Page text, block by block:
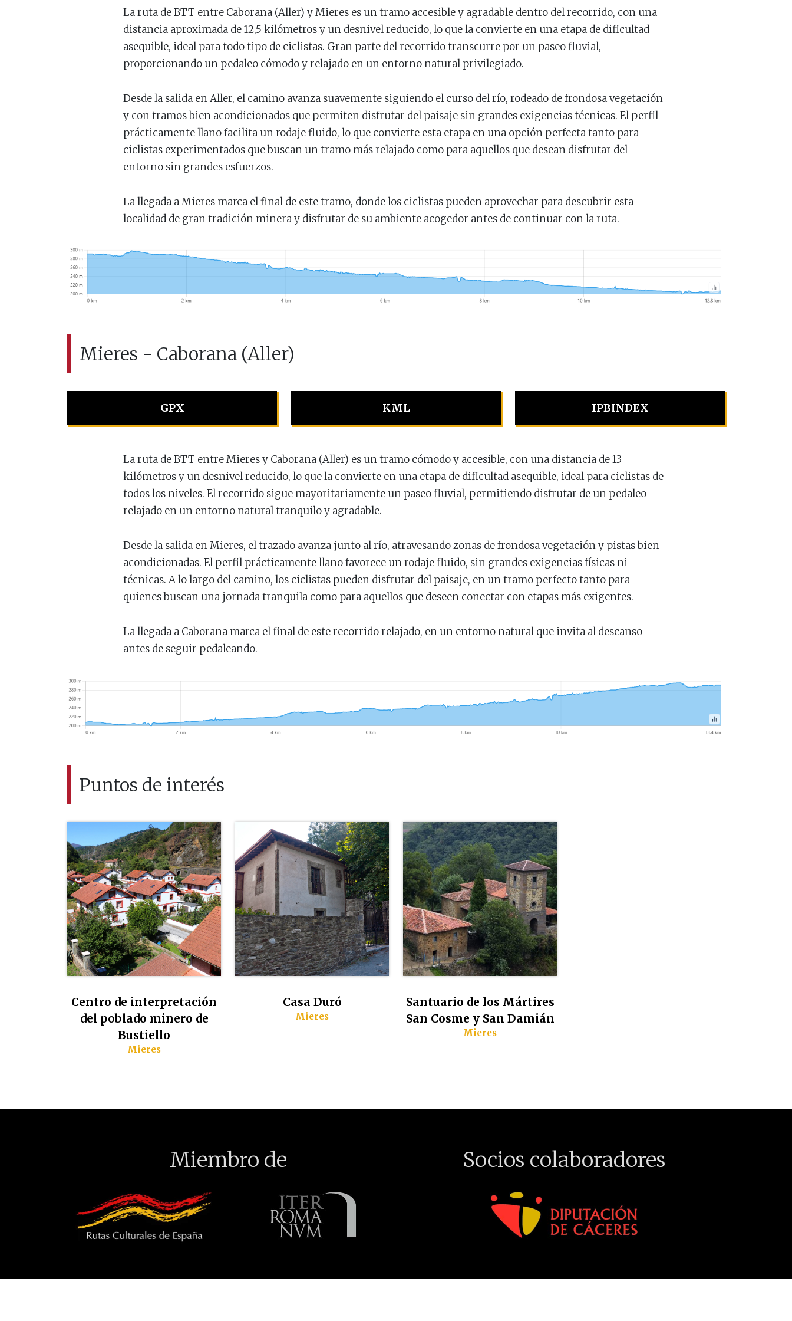
La ruta de BTT entre Caborana (Aller) y Mieres es un tramo accesible y agradable dentro del recorrido, con una
distancia aproximada de 12,5 kilómetros y un desnivel reducido, lo que la convierte en una etapa de dificultad
asequible, ideal para todo tipo de ciclistas. Gran parte del recorrido transcurre por un paseo fluvial,
proporcionando un pedaleo cómodo y relajado en un entorno natural privilegiado.
Desde la salida en Aller, el camino avanza suavemente siguiendo el curso del río, rodeado de frondosa vegetación
y con tramos bien acondicionados que permiten disfrutar del paisaje sin grandes exigencias técnicas. El perfil
prácticamente llano facilita un rodaje fluido, lo que convierte esta etapa en una opción perfecta tanto para
ciclistas experimentados que buscan un tramo más relajado como para aquellos que desean disfrutar del
entorno sin grandes esfuerzos.
La llegada a Mieres marca el final de este tramo, donde los ciclistas pueden aprovechar para descubrir esta
localidad de gran tradición minera y disfrutar de su ambiente acogedor antes de continuar con la ruta.
Mieres - Caborana (Aller)
GPX KML IPBINDEX
La ruta de BTT entre Mieres y Caborana (Aller) es un tramo cómodo y accesible, con una distancia de 13
kilómetros y un desnivel reducido, lo que la convierte en una etapa de dificultad asequible, ideal para ciclistas de
todos los niveles. El recorrido sigue mayoritariamente un paseo fluvial, permitiendo disfrutar de un pedaleo
relajado en un entorno natural tranquilo y agradable.
Desde la salida en Mieres, el trazado avanza junto al río, atravesando zonas de frondosa vegetación y pistas bien
acondicionadas. El perfil prácticamente llano favorece un rodaje fluido, sin grandes exigencias físicas ni
técnicas. A lo largo del camino, los ciclistas pueden disfrutar del paisaje, en un tramo perfecto tanto para
quienes buscan una jornada tranquila como para aquellos que deseen conectar con etapas más exigentes.
La llegada a Caborana marca el final de este recorrido relajado, en un entorno natural que invita al descanso
antes de seguir pedaleando.
Puntos de interés
Centro de interpretación
del poblado minero de
Bustiello
Mieres
Casa Duró
Mieres
Santuario de los Mártires
San Cosme y San Damián
Mieres
Miembro de Socios colaboradores